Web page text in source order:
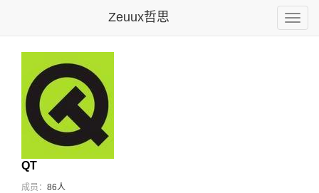
Toggle
Zeuux哲思
QT
成员： 86人